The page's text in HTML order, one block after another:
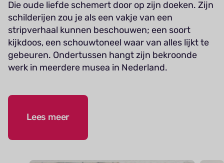
Die oude liefde schemert door op zijn doeken. Zijn
schilderijen zou je als een vakje van een
stripverhaal kunnen beschouwen; een soort
kijkdoos, een schouwtoneel waar van alles lijkt te
gebeuren. Ondertussen hangt zijn bekroonde
werk in meerdere musea in Nederland.
Lees meer